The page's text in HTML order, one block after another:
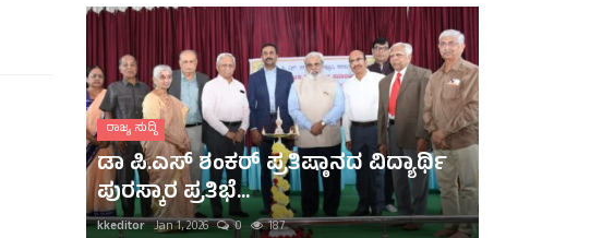
ರಾಜ್ಯ ಸುದ್ದಿ
ಡಾ ಪಿ.ಎಸ್ ಶಂಕರ್ ಪ್ರತಿಷ್ಠಾನದ ವಿದ್ಯಾರ್ಥಿ
ಪುರಸ್ಕಾರ ಪ್ರತಿಭೆ...
kkeditor Jan 1, 2026 0 187